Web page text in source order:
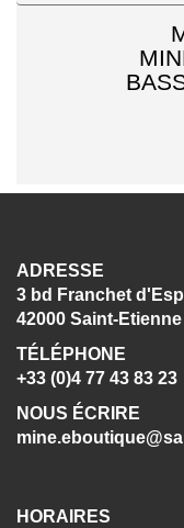
ADRESSE
3 bd Franchet
42000 Saint-Etienne
TÉLÉPHONE
+33 (0)4 77 43 83 23
NOUS ÉCRIRE
HORAIRES